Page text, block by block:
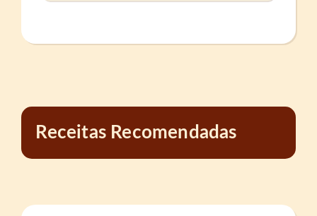
Receitas Recomendadas